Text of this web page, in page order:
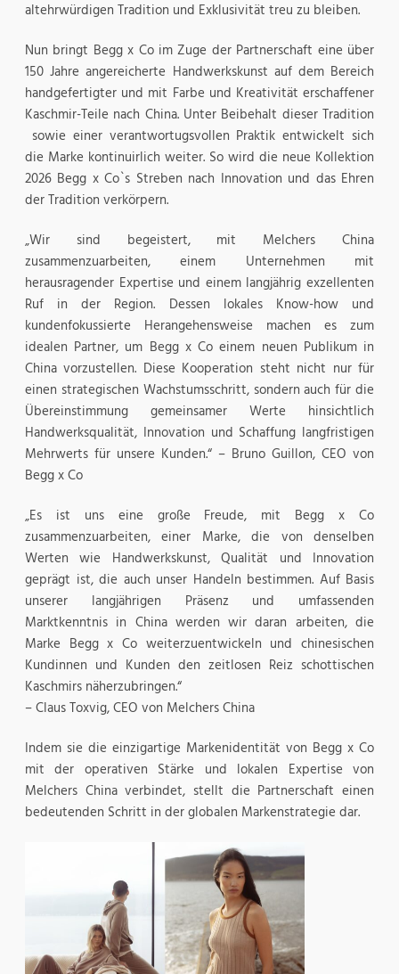
altehrwürdigen Tradition und Exklusivität treu zu bleiben.
Nun bringt Begg x Co im Zuge der Partnerschaft eine über
150 Jahre angereicherte Handwerkskunst auf dem Bereich
handgefertigter und mit Farbe und Kreativität erschaffener
Kaschmir-Teile nach China. Unter Beibehalt dieser Tradition
sowie einer verantwortugsvollen Praktik entwickelt sich
die Marke kontinuirlich weiter. So wird die neue Kollektion
2026 Begg x Co`s Streben nach Innovation und das Ehren
der Tradition verkörpern.
„Wir sind begeistert, mit Melchers China
zusammenzuarbeiten, einem Unternehmen mit
herausragender Expertise und einem langjährig exzellenten
Ruf in der Region. Dessen lokales Know-how und
kundenfokussierte Herangehensweise machen es zum
idealen Partner, um Begg x Co einem neuen Publikum in
China vorzustellen. Diese Kooperation steht nicht nur für
einen strategischen Wachstumsschritt, sondern auch für die
Übereinstimmung gemeinsamer Werte hinsichtlich
Handwerksqualität, Innovation und Schaffung langfristigen
Mehrwerts für unsere Kunden.“ – Bruno Guillon, CEO von
Begg x Co
„Es ist uns eine große Freude, mit Begg x Co
zusammenzuarbeiten, einer Marke, die von denselben
Werten wie Handwerkskunst, Qualität und Innovation
geprägt ist, die auch unser Handeln bestimmen. Auf Basis
unserer langjährigen Präsenz und umfassenden
Marktkenntnis in China werden wir daran arbeiten, die
Marke Begg x Co weiterzuentwickeln und chinesischen
Kundinnen und Kunden den zeitlosen Reiz schottischen
Kaschmirs näherzubringen.“
– Claus Toxvig, CEO von Melchers China
Indem sie die einzigartige Markenidentität von Begg x Co
mit der operativen Stärke und lokalen Expertise von
Melchers China verbindet, stellt die Partnerschaft einen
bedeutenden Schritt in der globalen Markenstrategie dar.